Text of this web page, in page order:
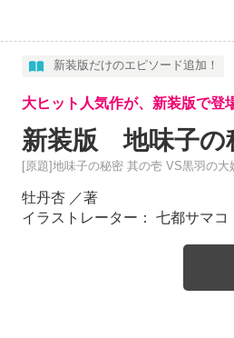
新装版だけのエピソード追加！
大ヒット人気作が、新装版で登
新装版 地味子
[原題]地味子の秘密 其の壱 VS黒羽の大
牡丹杏 ／著
イラストレーター： 七都サマコ